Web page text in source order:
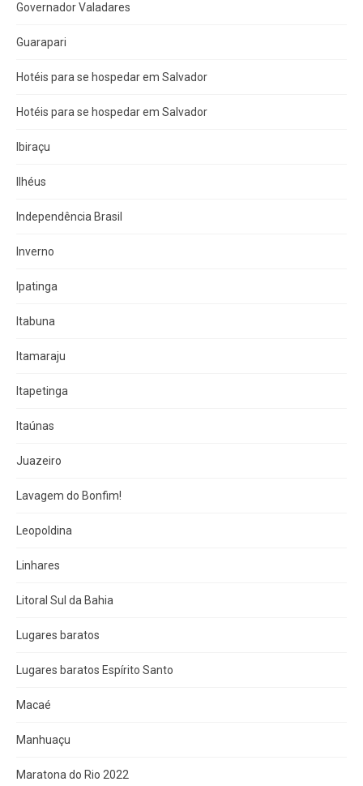
Governador Valadares
Guarapari
Hotéis para se hospedar em Salvador
Hotéis para se hospedar em Salvador
Ibiraçu
Ilhéus
Independência Brasil
Inverno
Ipatinga
Itabuna
Itamaraju
Itapetinga
Itaúnas
Juazeiro
Lavagem do Bonfim!
Leopoldina
Linhares
Litoral Sul da Bahia
Lugares baratos
Lugares baratos Espírito Santo
Macaé
Manhuaçu
Maratona do Rio 2022